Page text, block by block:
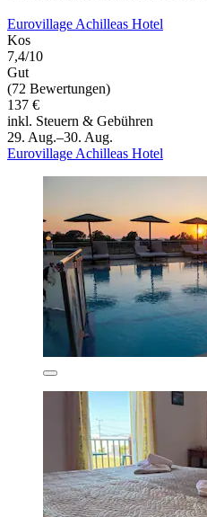
Eurovillage Achilleas Hotel
Kos
7,4/10
Gut
(72 Bewertungen)
137 €
inkl. Steuern & Gebühren
29. Aug.–30. Aug.
Eurovillage Achilleas Hotel